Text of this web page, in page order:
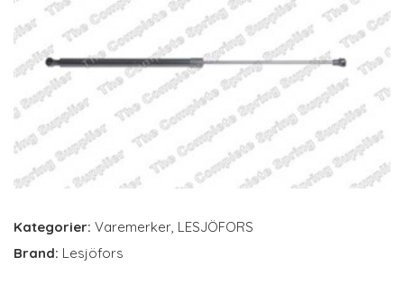
Kategorier: Varemerker LESJÖFORS
Brand: Lesjöfors